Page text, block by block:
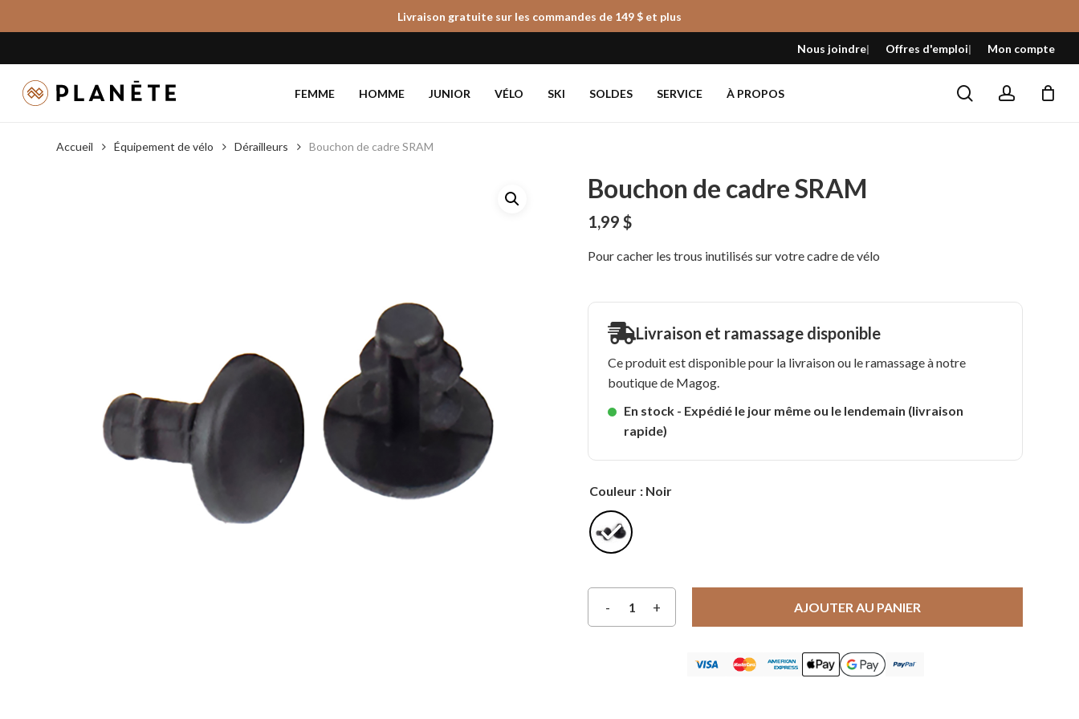
to
content
Livraison gratuite sur les commandes de 149 $ et plus
Nous joindre Offres d'emploi Mon compte
FEMME HOMME JUNIOR VÉLO SKI SOLDES SERVICE À PROPOS searchaccount
Fermer
le
panier
Accueil Équipement de vélo Dérailleurs Bouchon de cadre SRAM
Bouchon de cadre SRAM
1,99$
Pour cacher les trous inutilisés sur votre cadre de vélo
Livraison et ramassage disponible
Ce produit est disponible pour la livraison ou le ramassage à notre
boutique de Magog.
En stock - Expédié le jour même ou le lendemain (livraison
rapide)
Couleur : Noir
AJOUTER AU PANIER